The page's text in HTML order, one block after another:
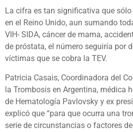
La cifra es tan significativa que
en el Reino Unido, aun sumando
VIH- SIDA, cáncer de mama,
de próstata, el número seguiría por
víctimas que se cobra la TEV.
Patricia Casais, Coordinadora del
la Trombosis en Argentina, médica
de Hematología Pavlovsky y ex
explicó que “para que ocurra una
serie de circunstancias o factores